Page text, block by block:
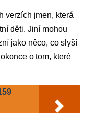
verzích jmen, která
děti. Jiní mohou
jako něco, co slyší
o tom, které